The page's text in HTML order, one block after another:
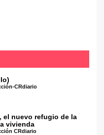
CRdiario
el nuevo refugio de la
vivienda
CRdiario